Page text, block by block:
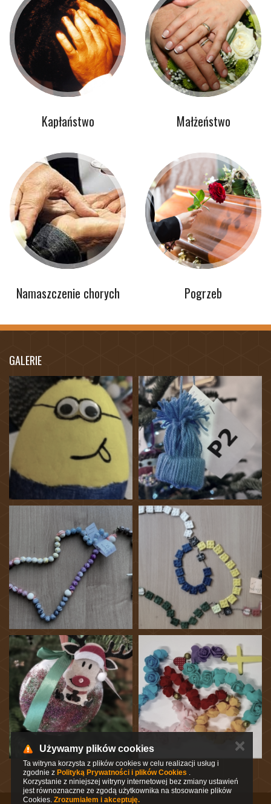
Kapłaństwo Małżeństwo
Namaszczenie chorych Pogrzeb
GALERIE
Używamy plików cookies
Ta witryna korzysta z plików cookies w celu realizacji usług i
zgodnie z Polityką Prywatności i plików Cookies .
Korzystanie z niniejszej witryny internetowej bez zmiany ustawień
jest równoznaczne ze zgodą użytkownika na stosowanie plików
Cookies. Zrozumiałem i akceptuję.
✕